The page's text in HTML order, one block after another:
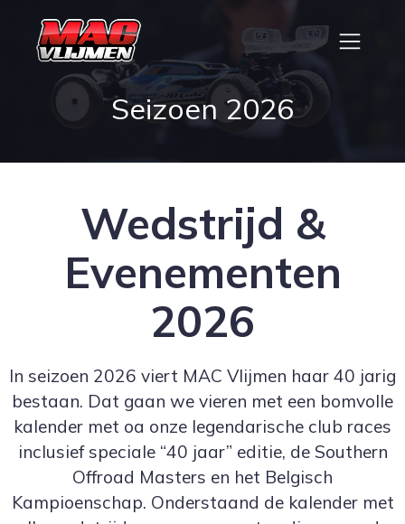
Seizoen 2026
Wedstrijd &
Evenementen
2026
In seizoen 2026 viert MAC Vlijmen haar 40 jarig
bestaan. Dat gaan we vieren met een bomvolle
kalender met oa onze legendarische club races
inclusief speciale “40 jaar” editie, de Southern
Offroad Masters en het Belgisch
Kampioenschap. Onderstaand de kalender met